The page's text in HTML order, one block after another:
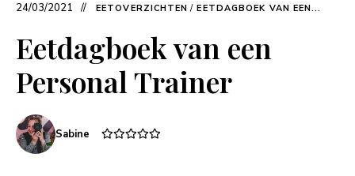
24/03/2021 EETOVERZICHTEN / EETDAGBOEK VAN EEN...
Eetdagboek van een
Personal Trainer
Sabine